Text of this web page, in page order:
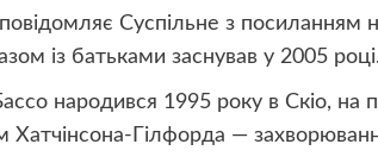
Суспільне з посиланням
із батьками заснував у 2005 році.
народився 1995 року в Скіо, на
Хатчінсона-Гілфорда —